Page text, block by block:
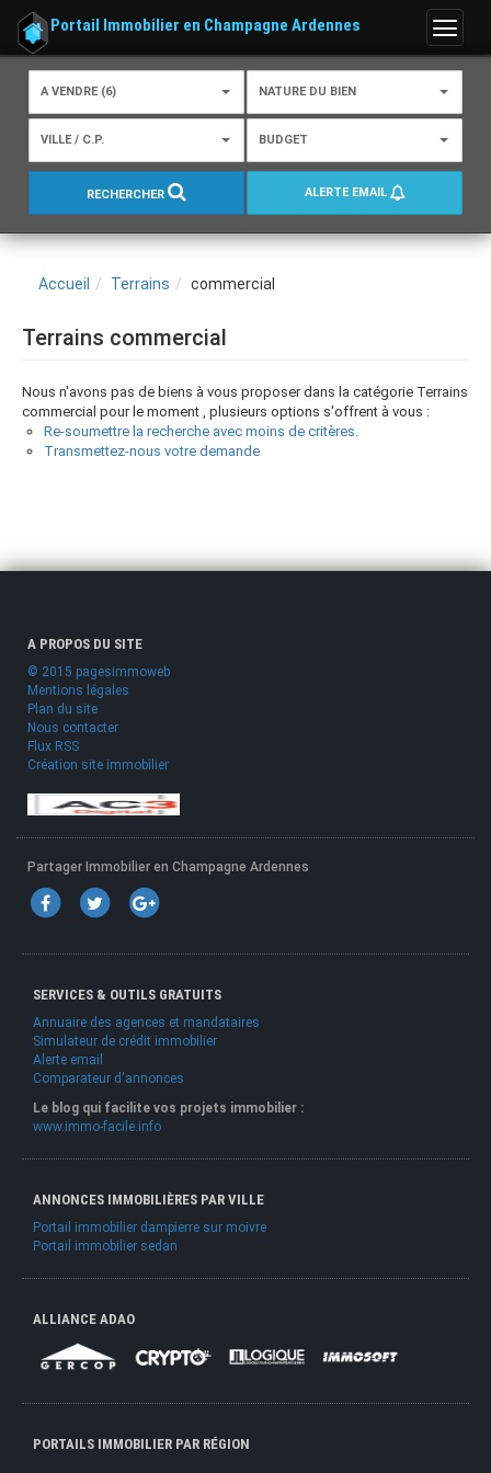
Menu
Portail Immobilier en Champagne Ardennes
A VENDRE (6) NATURE DU BIEN
VILLE / C.P. BUDGET
RECHERCHER ALERTE EMAIL
Accueil Terrains commercial
Terrains commercial
Nous n'avons pas de biens à vous proposer dans la catégorie Terrains
commercial pour le moment , plusieurs options s'offrent à vous :
Re-soumettre la recherche avec moins de critères.
Transmettez-nous votre demande
A PROPOS DU SITE
© 2015 pagesimmoweb
Mentions légales
Plan du site
Nous contacter
Flux RSS
Création site immobilier
Partager Immobilier en Champagne Ardennes
SERVICES & OUTILS GRATUITS
Annuaire des agences et mandataires
Simulateur de crédit immobilier
Alerte email
Comparateur d'annonces
Le blog qui facilite vos projets immobilier :
www.immo-facile.info
ANNONCES IMMOBILIÈRES PAR VILLE
Portail immobilier dampierre sur moivre
Portail immobilier sedan
ALLIANCE ADAO
PORTAILS IMMOBILIER PAR RÉGION